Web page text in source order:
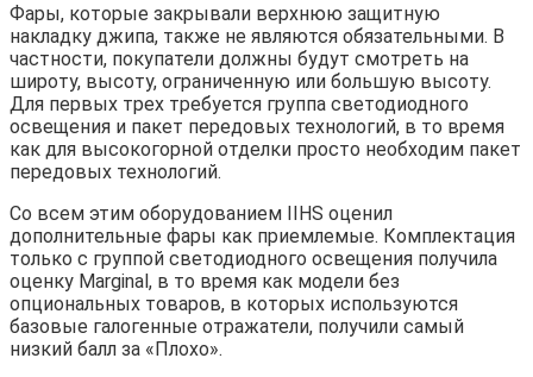
Фары, которые закрывали верхнюю защитную
накладку джипа, также не являются обязательными. В
частности, покупатели должны будут смотреть на
широту, высоту, ограниченную или большую высоту.
Для первых трех требуется группа светодиодного
освещения и пакет передовых технологий, в то время
как для высокогорной отделки просто необходим пакет
передовых технологий.
Со всем этим оборудованием IIHS оценил
дополнительные фары как приемлемые. Комплектация
только с группой светодиодного освещения получила
оценку Marginal, в то время как модели без
опциональных товаров, в которых используются
базовые галогенные отражатели, получили самый
низкий балл за «Плохо».